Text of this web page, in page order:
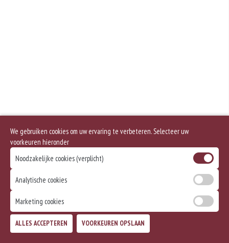
We gebruiken cookies om uw ervaring te verbeteren. Selecteer uw
voorkeuren hieronder
Noodzakelijke cookies (verplicht)
Analytische cookies
Marketing cookies
ALLES ACCEPTEREN VOORKEUREN OPSLAAN